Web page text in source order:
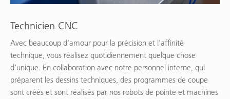
Technicien CNC
Avec beaucoup d'amour pour la précision et l'affinité
technique, vous réalisez quotidiennement quelque chose
d’unique. En collaboration avec notre personnel interne, qui
préparent les dessins techniques, des programmes de coupe
sont créés et sont réalisés par nos robots de pointe et machines